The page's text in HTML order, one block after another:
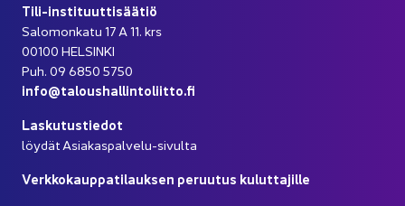
Tili-​instituuttisäätiö
Sa­lo­mon­ka­tu 17 A 11. krs
00100 HEL­SIN­KI
Puh. 09 6850 5750
info@ta­lous­hal­lin­to­liit­to.fi
Las­ku­tus­tie­dot
löy­dät Asiakaspalvelu-​sivulta
Verk­ko­kaup­pa­ti­lauk­sen pe­ruu­tus ku­lut­ta­jil­le